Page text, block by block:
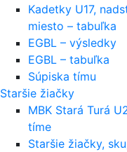
Kadetky U17,
miesto – tabuľka
EGBL – výsledky
EGBL – tabuľka
Súpiska tímu
Staršie žiačky
MBK Stará Turá
tíme
Staršie žiačky,